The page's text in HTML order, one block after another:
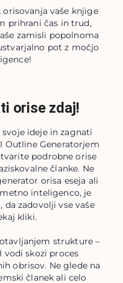
orisovanja vaše knjige
prihrani čas in trud,
zamisli popolnoma
pot z močjo
orise zdaj!
ideje in zagnati
Outline Generatorjem
podrobne orise
članke. Ne
orisa eseja ali
inteligenco, je
da zadovolji vse vaše
kliki.
strukture –
vodi skozi proces
obrisov. Ne glede na
članek ali celo